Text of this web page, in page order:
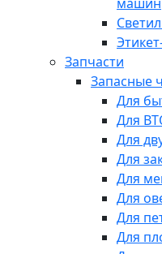
машин
Запчасти
Запасные
Для
Для
Для
Для
Для
Для
Для
Для